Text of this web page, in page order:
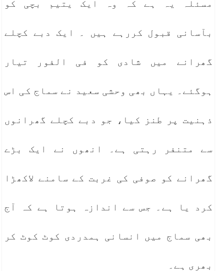
مسئلہ یہ ہے کہ وہ ایک یتیم بچی کو
بآسانی قبول کررہے ہیں ۔ ایک دبے کچلے
گھرانے میں شادی کو فی الفور تیار
ہوگئے۔ یہاں بھی وحشی سعید نے سماج کی اس
ذہنیت پر طنز کیا، جو دبے کچلے گھرانوں
سے متنفر رہتی ہے۔ انھوں نے ایک بڑے
گھرانے کو صوفی کی غربت کے سامنے لاکھڑا
کرد یا ہے۔ جس سے اندازہ ہوتا ہے کہ آج
بھی سماج میں انسانی ہمدردی کوٹ کوٹ کر
بھری ہے۔